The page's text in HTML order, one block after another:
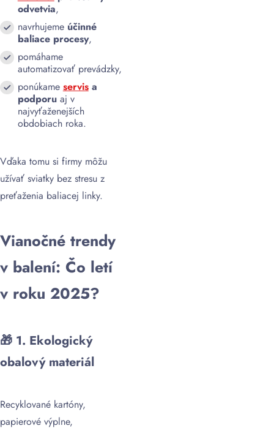
odvetvia,
navrhujeme účinné
baliace procesy,
pomáhame
automatizovať prevádzky,
ponúkame servisa
podporuaj v
najvyťaženejších
obdobiach roka.
Vďaka tomu si firmy môžu
užívať sviatky bez stresu z
preťaženia baliacej linky.
Vianočné trendy
v balení: Čo letí
v roku 2025?
🎁 1. Ekologický
obalový materiál
Recyklované kartóny,
papierové výplne,